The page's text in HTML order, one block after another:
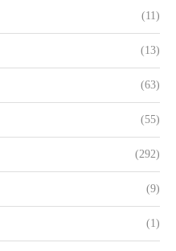
(11)
(13)
(63)
(55)
(292)
(9)
(1)